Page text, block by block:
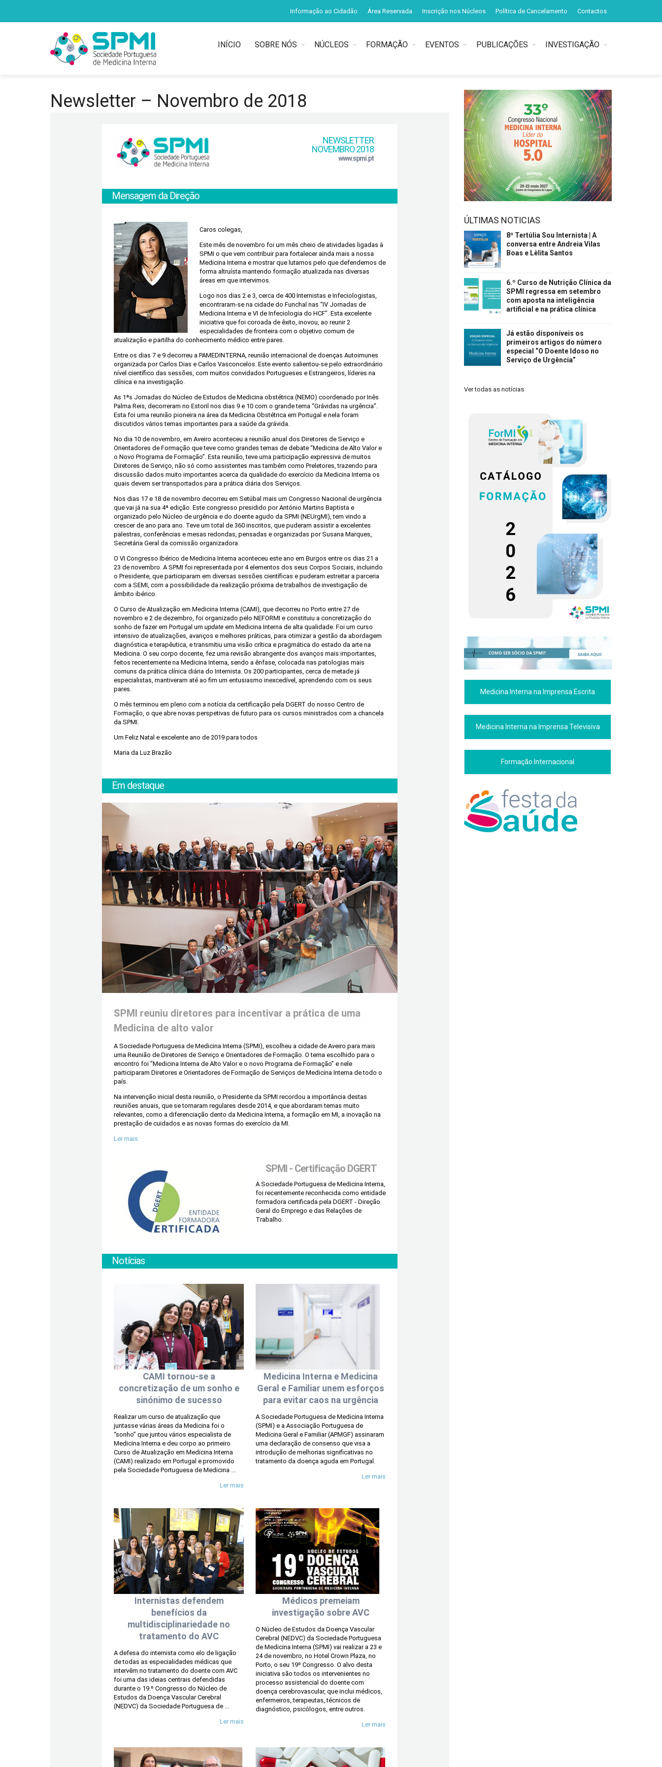
Informação ao Cidadão Área Reservada Inscrição nos Núcleos Política de Cancelamento Contactos
INÍCIO SOBRE NÓS NÚCLEOS FORMAÇÃO EVENTOS PUBLICAÇÕES INVESTIGAÇÃO
Newsletter – Novembro de 2018
ÚLTIMAS NOTICIAS
8ª Tertúlia Sou Internista | A
conversa entre Andreia Vilas
Boas e Lèlita Santos
6.º Curso de Nutrição Clínica da
SPMI regressa em setembro
com aposta na inteligência
artificial e na prática clínica
Já estão disponíveis os
primeiros artigos do número
especial “O Doente Idoso no
Serviço de Urgência”
Ver todas as notícias
Medicina Interna na Imprensa Escrita
Medicina Interna na Imprensa Televisiva
Formação Internacional